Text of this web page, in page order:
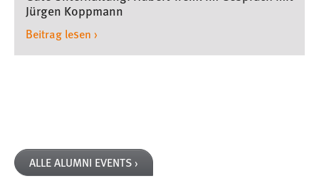
Jürgen Koppmann
Beitrag lesen ›
ALLE ALUMNI EVENTS ›